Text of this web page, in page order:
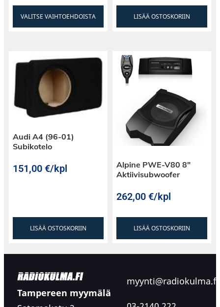
VALITSE VAIHTOEHDOISTA LISÄÄ OSTOSKORIIN
Audi A4 (96-01)
Subikotelo
151,00€/kpl
LISÄÄ OSTOSKORIIN
Alpine PWE-V80 8″
Aktiivisubwoofer
262,00€/kpl
LISÄÄ OSTOSKORIIN
Tampereen myymälä
myynti@radiokulma.fi